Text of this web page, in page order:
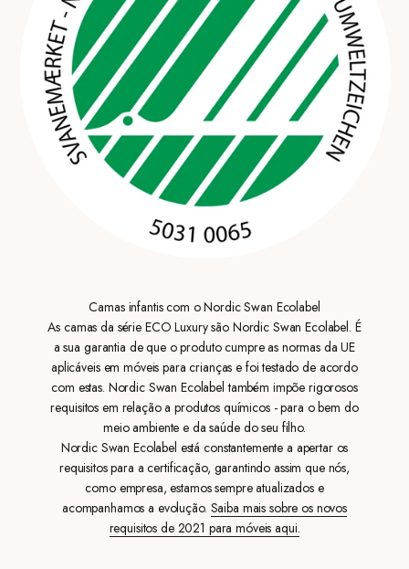
Camas infantis com o Nordic Swan Ecolabel
As camas da série ECO Luxury são Nordic Swan Ecolabel. É
a sua garantia de que o produto cumpre as normas da UE
aplicáveis em móveis para crianças e foi testado de acordo
com estas. Nordic Swan Ecolabel também impõe rigorosos
requisitos em relação a produtos químicos - para o bem do
meio ambiente e da saúde do seu filho.
Nordic Swan Ecolabel está constantemente a apertar os
requisitos para a certificação, garantindo assim que nós,
como empresa, estamos sempre atualizados e
acompanhamos a evolução. Saiba mais sobre os novos
requisitos de 2021 para móveis aqui.